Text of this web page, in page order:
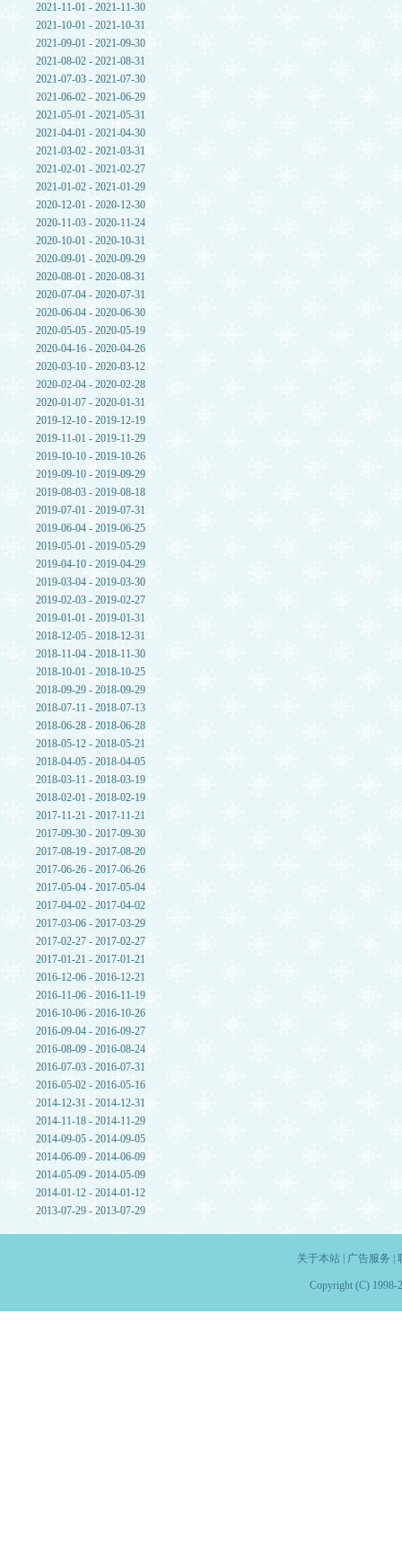
2021-11-01 - 2021-11-30
2021-10-01 - 2021-10-31
2021-09-01 - 2021-09-30
2021-08-02 - 2021-08-31
2021-07-03 - 2021-07-30
2021-06-02 - 2021-06-29
2021-05-01 - 2021-05-31
2021-04-01 - 2021-04-30
2021-03-02 - 2021-03-31
2021-02-01 - 2021-02-27
2021-01-02 - 2021-01-29
2020-12-01 - 2020-12-30
2020-11-03 - 2020-11-24
2020-10-01 - 2020-10-31
2020-09-01 - 2020-09-29
2020-08-01 - 2020-08-31
2020-07-04 - 2020-07-31
2020-06-04 - 2020-06-30
2020-05-05 - 2020-05-19
2020-04-16 - 2020-04-26
2020-03-10 - 2020-03-12
2020-02-04 - 2020-02-28
2020-01-07 - 2020-01-31
2019-12-10 - 2019-12-19
2019-11-01 - 2019-11-29
2019-10-10 - 2019-10-26
2019-09-10 - 2019-09-29
2019-08-03 - 2019-08-18
2019-07-01 - 2019-07-31
2019-06-04 - 2019-06-25
2019-05-01 - 2019-05-29
2019-04-10 - 2019-04-29
2019-03-04 - 2019-03-30
2019-02-03 - 2019-02-27
2019-01-01 - 2019-01-31
2018-12-05 - 2018-12-31
2018-11-04 - 2018-11-30
2018-10-01 - 2018-10-25
2018-09-29 - 2018-09-29
2018-07-11 - 2018-07-13
2018-06-28 - 2018-06-28
2018-05-12 - 2018-05-21
2018-04-05 - 2018-04-05
2018-03-11 - 2018-03-19
2018-02-01 - 2018-02-19
2017-11-21 - 2017-11-21
2017-09-30 - 2017-09-30
2017-08-19 - 2017-08-20
2017-06-26 - 2017-06-26
2017-05-04 - 2017-05-04
2017-04-02 - 2017-04-02
2017-03-06 - 2017-03-29
2017-02-27 - 2017-02-27
2017-01-21 - 2017-01-21
2016-12-06 - 2016-12-21
2016-11-06 - 2016-11-19
2016-10-06 - 2016-10-26
2016-09-04 - 2016-09-27
2016-08-09 - 2016-08-24
2016-07-03 - 2016-07-31
2016-05-02 - 2016-05-16
2014-12-31 - 2014-12-31
2014-11-18 - 2014-11-29
2014-09-05 - 2014-09-05
2014-06-09 - 2014-06-09
2014-05-09 - 2014-05-09
2014-01-12 - 2014-01-12
2013-07-29 - 2013-07-29
关于本站| 广告服务
Copyright (C) 1998-